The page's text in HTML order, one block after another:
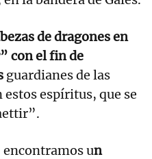
de dragones en
con el fin de
guardianes de las
estos espíritus, que se
un